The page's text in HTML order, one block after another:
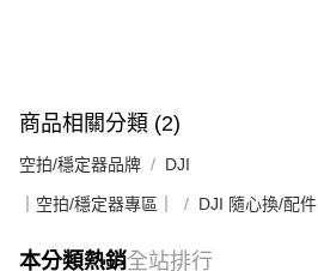
商品相關分類 (2)
空拍/穩定器品牌 DJI
｜空拍/穩定器專區｜ DJI 隨心換/配件
本分類熱銷全站排行